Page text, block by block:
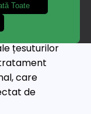
care se
țesuturilor
care
de
Toate